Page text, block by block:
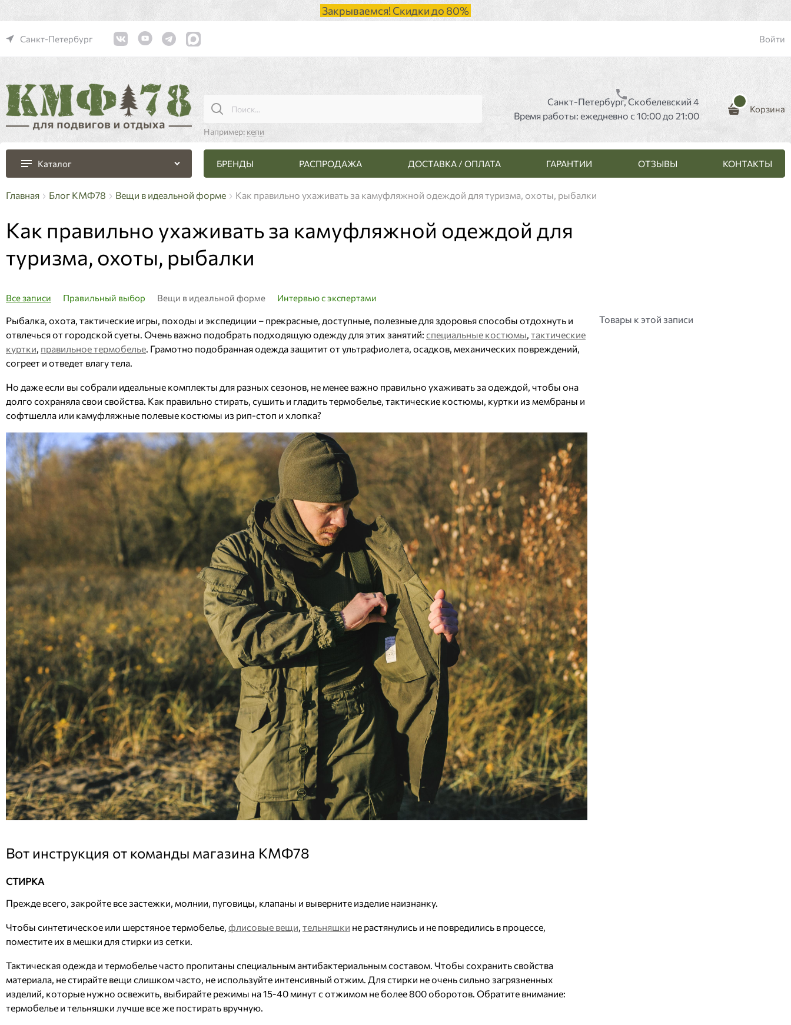
Закрываемся! Скидки до 80%
Санкт-Петербург Войти
Например: кепи
Санкт-Петербург, Скобелевский 4
Время работы: ежедневно с 10:00 до 21:00
Корзина
Каталог БРЕНДЫ РАСПРОДАЖА ДОСТАВКА / ОПЛАТА ГАРАНТИИ ОТЗЫВЫ КОНТАКТЫ
Главная Блог КМФ78 Вещи в идеальной форме Как правильно ухаживать за камуфляжной одеждой для туризма, охоты, рыбалки
Как правильно ухаживать за камуфляжной одеждой для
туризма, охоты, рыбалки
Все записи Правильный выбор Вещи в идеальной форме Интервью с экспертами
Рыбалка, охота, тактические игры, походы и экспедиции – прекрасные, доступные, полезные для здоровья способы отдохнуть и
отвлечься от городской суеты. Очень важно подобрать подходящую одежду для этих занятий: специальные костюмы, тактические
куртки, правильное термобелье. Грамотно подобранная одежда защитит от ультрафиолета, осадков, механических повреждений,
согреет и отведет влагу тела.
Но даже если вы собрали идеальные комплекты для разных сезонов, не менее важно правильно ухаживать за одеждой, чтобы она
долго сохраняла свои свойства. Как правильно стирать, сушить и гладить термобелье, тактические костюмы, куртки из мембраны и
софтшелла или камуфляжные полевые костюмы из рип-стоп и хлопка?
Вот инструкция от команды магазина КМФ78
СТИРКА
Прежде всего, закройте все застежки, молнии, пуговицы, клапаны и выверните изделие наизнанку.
Чтобы синтетическое или шерстяное термобелье, флисовые вещи, тельняшки не растянулись и не повредились в процессе,
поместите их в мешки для стирки из сетки.
Тактическая одежда и термобелье часто пропитаны специальным антибактериальным составом. Чтобы сохранить свойства
материала, не стирайте вещи слишком часто, не используйте интенсивный отжим. Для стирки не очень сильно загрязненных
изделий, которые нужно освежить, выбирайте режимы на 15-40 минут с отжимом не более 800 оборотов. Обратите внимание:
термобелье и тельняшки лучше все же постирать вручную.
Товары к этой записи